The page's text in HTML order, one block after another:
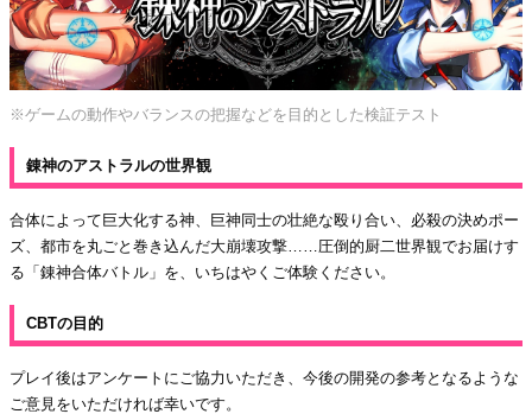
※ゲームの動作やバランスの把握などを目的とした検証テスト
錬神のアストラルの世界観
合体によって巨大化する神、巨神同士の壮絶な殴り合い、必殺の決めポー
ズ、都市を丸ごと巻き込んだ大崩壊攻撃……圧倒的厨二世界観でお届けす
る「錬神合体バトル」を、いちはやくご体験ください。
CBTの目的
プレイ後はアンケートにご協力いただき、今後の開発の参考となるような
ご意見をいただければ幸いです。